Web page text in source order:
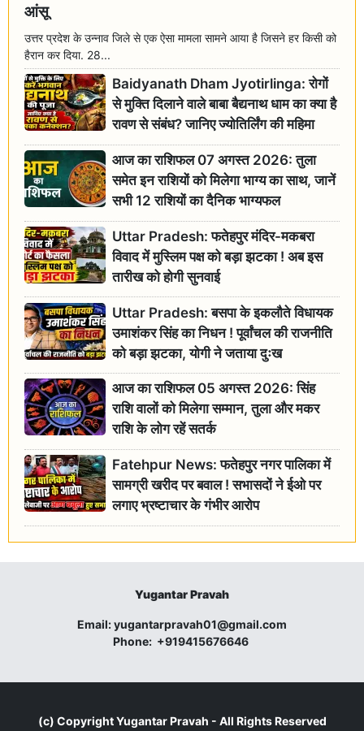
आंसू
उत्तर प्रदेश के उन्नाव जिले से एक ऐसा मामला सामने आया है जिसने हर किसी को
हैरान कर दिया. 28...
Baidyanath Dham Jyotirlinga: रोगों
से मुक्ति दिलाने वाले बाबा बैद्यनाथ धाम का क्या है
रावण से संबंध? जानिए ज्योतिर्लिंग की महिमा
आज का राशिफल 07 अगस्त 2026: तुला
समेत इन राशियों को मिलेगा भाग्य का साथ, जानें
सभी 12 राशियों का दैनिक भाग्यफल
Uttar Pradesh: फतेहपुर मंदिर-मकबरा
विवाद में मुस्लिम पक्ष को बड़ा झटका ! अब इस
तारीख को होगी सुनवाई
Uttar Pradesh: बसपा के इकलौते विधायक
उमाशंकर सिंह का निधन ! पूर्वांचल की राजनीति
को बड़ा झटका, योगी ने जताया दुःख
आज का राशिफल 05 अगस्त 2026: सिंह
राशि वालों को मिलेगा सम्मान, तुला और मकर
राशि के लोग रहें सतर्क
Fatehpur News: फतेहपुर नगर पालिका में
सामग्री खरीद पर बवाल ! सभासदों ने ईओ पर
लगाए भ्रष्टाचार के गंभीर आरोप
Yugantar Pravah
Email:yugantarpravah01@gmail.com
Phone: +919415676646
(c) CopyrightYugantar Pravah - All Rights Reserved